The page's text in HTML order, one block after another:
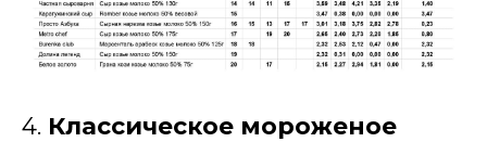
4. Классическое мороженое